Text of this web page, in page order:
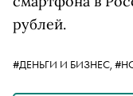
рублей.
#ДЕНЬГИ И БИЗНЕС,